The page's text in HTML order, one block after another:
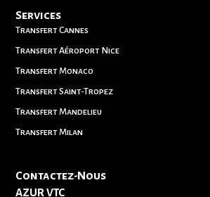
Services
Transfert Cannes
Transfert Aéroport Nice
Transfert Monaco
Transfert Saint-Tropez
Transfert Mandelieu
Transfert Milan
Contactez-Nous
AZUR VTC